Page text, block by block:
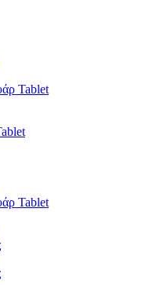
Tablet
Tablet